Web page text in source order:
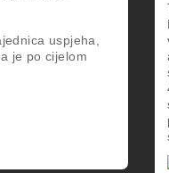
uspjeha,
je po cijelom